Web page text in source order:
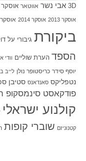
3D אבי נשר אווטאר אוסקר 2009
אוסקר 2013 אוסקר 2014 אוסקר 2015
ביקורת גיבורי על
הספד הערת שוליים וודי
יוסף סידר כריסטופר נולן לייב
נטפליקס סאנדאנס סטיבן
פודקאסט סינמסקופ
קולנוע ישראלי
קטנוניזם שוברי קופות